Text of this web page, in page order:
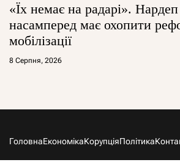
«Їх немає на радарі».
насамперед має охопити
мобілізації
8 Серпня, 2026
ГоловнаЕкономікаКорупціяПолітика